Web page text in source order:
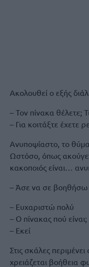
Ακολουθεί ο εξής
– Τον πίνακα θέλετε;
– Για κοιτάξτε έχετε
Ανυποψίαστο, το θύμα
Ωστόσο, όπως
κακοποιός είναι…
– Άσε να σε βοηθήσω
– Ευχαριστώ πολύ
– Ο πίνακας πού είναι;
– Εκεί
Στις σκάλες
χρειάζεται βοήθεια